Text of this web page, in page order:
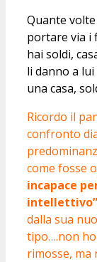
Quante
portare via i
hai soldi,
li danno a lui
una casa,
Ricordo il
confronto
come fosse
incapace
dalla sua
tipo….non
rimosse, ma